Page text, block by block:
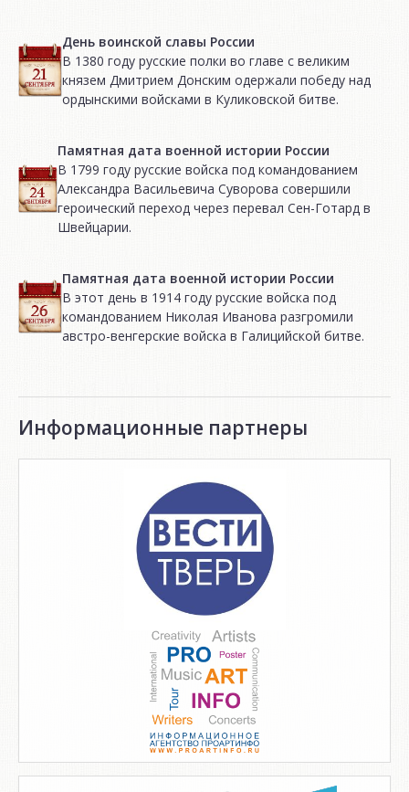
День воинской славы России
В 1380 году русские полки во главе с великим
князем Дмитрием Донским одержали победу над
ордынскими войсками в Куликовской битве.
Памятная дата военной истории России
В 1799 году русские войска под командованием
Александра Васильевича Суворова совершили
героический переход через перевал Сен-Готард в
Швейцарии.
Памятная дата военной истории России
В этот день в 1914 году русские войска под
командованием Николая Иванова разгромили
австро-венгерские войска в Галицийской битве.
Информационные партнеры